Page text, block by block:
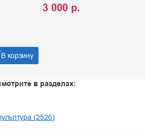
3 000 р.
в разделах:
(2526)